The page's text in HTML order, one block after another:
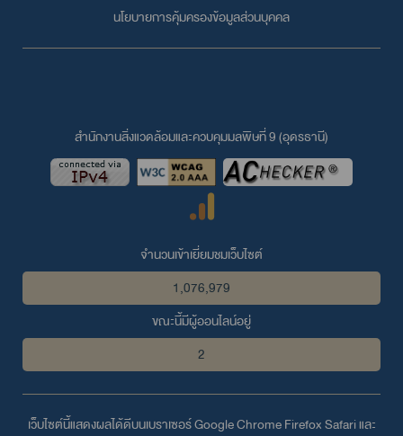
นโยบายการคุ้มครองข้อมูลส่วนบุคคล
สำนักงานสิ่งแวดล้อมและควบคุมมลพิษที่ 9 (อุดรธานี)
จำนวนเข้าเยี่ยมชมเว็บไซต์
1,076,979
ขณะนี้มีผู้ออนไลน์อยู่
2
เว็บไซต์นี้แสดงผลได้ดีบนเบราเซอร์Google ChromeFirefoxSafariและ